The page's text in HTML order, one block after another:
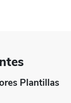
Plantillas